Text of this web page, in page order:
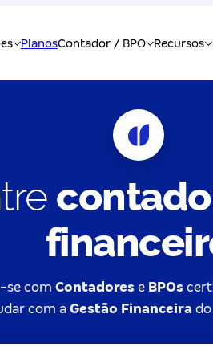
se com Contadores e BPOs
com a Gestão Financeira